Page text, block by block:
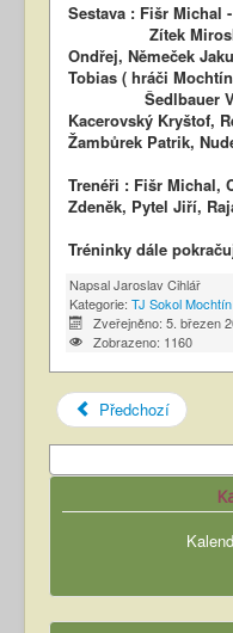
Sestava : Fišr Michal
Zítek Miroslav,
Ondřej, Němeček
Tobias ( hráči
Šedlbauer
Kacerovský Kryštof,
Žambůrek Patrik,
Trenéři : Fišr Michal,
Zdeněk, Pytel Jiří,
Tréninky dále
NapsalJaroslav Cihlář
Kategorie: TJ Sokol Mochtín
Zveřejněno: 5. březen
Zobrazeno: 1160
Předchozí